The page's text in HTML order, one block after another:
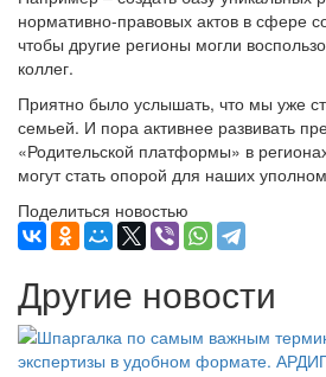
нормативно-правовых актов в сфере
чтобы другие регионы могли
коллег.
Приятно было услышать, что мы уже
семьей. И пора активнее развивать
«Родительской платформы» в
могут стать опорой для наших
Поделиться новостью
Другие новости